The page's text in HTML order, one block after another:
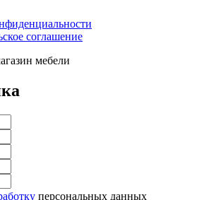
соглашение
мебели
персональных данных